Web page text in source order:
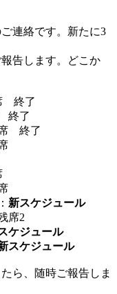
連絡です。新たに3
告します。どこか
終了
終了
席 終了
新スケジュール
席2
ケジュール
スケジュール
ら、随時ご報告しま